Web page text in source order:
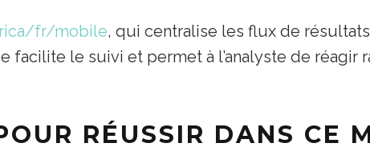
fr/mobile, qui centralise les flux de
le suivi et permet à l’analyste de réagir
RÉUSSIR DANS CE